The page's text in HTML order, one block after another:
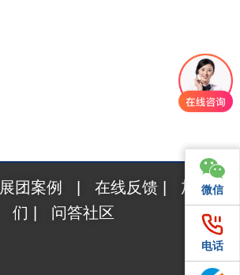
微信
电话
微信
电话
展团案例 | 在线反馈| 加入我
们 | 问答社区